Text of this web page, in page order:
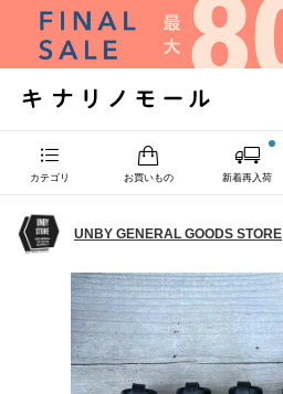
カテゴリ お買いもの 新着再入荷
UNBY GENERAL GOODS STORE